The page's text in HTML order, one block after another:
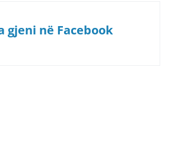
gjeni në Facebook